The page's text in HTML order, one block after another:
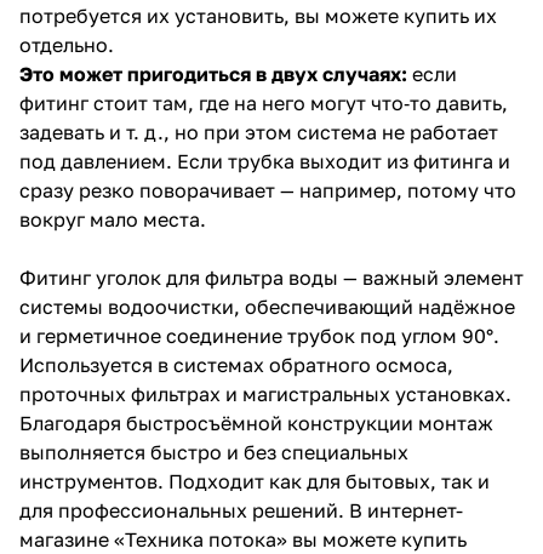
потребуется их установить, вы можете купить их
отдельно.
Это может пригодиться в двух случаях: если
фитинг стоит там, где на него могут что‑то давить,
задевать и т. д., но при этом система не работает
под давлением. Если трубка выходит из фитинга и
сразу резко поворачивает — например, потому что
вокруг мало места.
Фитинг уголок для фильтра воды — важный элемент
системы водоочистки, обеспечивающий надёжное
и герметичное соединение трубок под углом 90°.
Используется в системах обратного осмоса,
проточных фильтрах и магистральных установках.
Благодаря быстросъёмной конструкции монтаж
выполняется быстро и без специальных
инструментов. Подходит как для бытовых, так и
для профессиональных решений. В интернет-
магазине «Техника потока» вы можете купить